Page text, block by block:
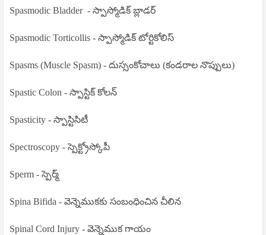
Spasmodic Bladder - స్పాస్మోడిక్ బ్లాడర్
Spasmodic Torticollis - స్పాస్మోడిక్ టోర్టికోలిస్
Spasms (Muscle Spasm) - దుస్సంకోచాలు (కండరాల నొప్పులు)
Spastic Colon - స్పాస్టిక్ కోలన్
Spasticity - స్పాస్టిసిటీ
Spectroscopy - స్పెక్ట్రోస్కోపీ
Sperm - స్పెర్మ్
Spina Bifida - వెన్నెముకకు సంబంధించిన చీలిన
Spinal Cord Injury - వెన్నెముక గాయం